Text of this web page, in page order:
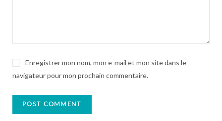
Enregistrer mon nom, mon e-mail et mon site dans le
navigateur pour mon prochain commentaire.